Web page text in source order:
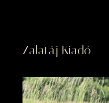
Zalatáj Kiadó